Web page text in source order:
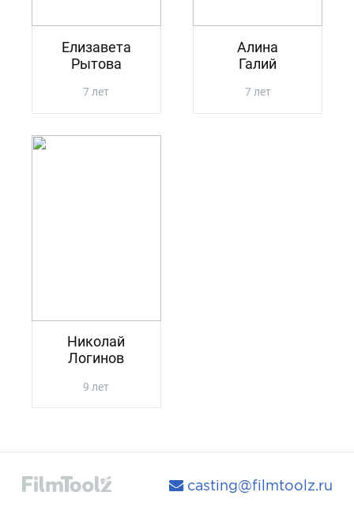
Елизавета
Рытова
7 лет
Алина
Галий
7 лет
Николай
Логинов
9 лет
casting@filmtoolz.ru